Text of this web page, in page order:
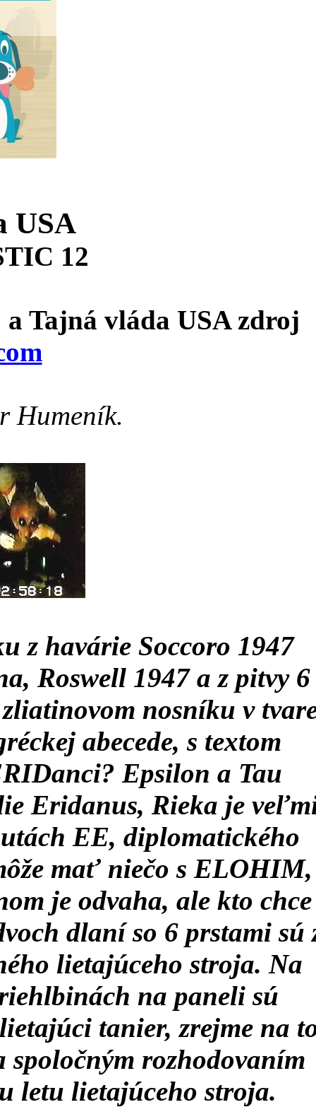
USA
12
Tajná vláda USA zdroj
Humeník.
z havárie Soccoro 1947
Roswell 1947 a z pitvy 6
nosníku v
abecede, s textom
Epsilon a Tau
Eridanus, Rieka je
EE, diplomatického
mať niečo s ELOHIM,
je odvaha, ale kto chce
dlaní so 6 prstami sú
lietajúceho stroja. Na
na paneli sú
tanier, zrejme na
rozhodovaním
letu lietajúceho stroja.